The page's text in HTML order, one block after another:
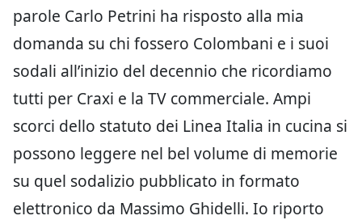
parole Carlo Petrini ha risposto alla mia
domanda su chi fossero Colombani e i suoi
sodali all’inizio del decennio che ricordiamo
tutti per Craxi e la TV commerciale. Ampi
scorci dello statuto dei Linea Italia in cucina si
possono leggere nel bel volume di memorie
su quel sodalizio pubblicato in formato
elettronico da Massimo Ghidelli. Io riporto